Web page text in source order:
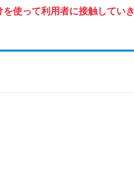
使って利用者に接触していき